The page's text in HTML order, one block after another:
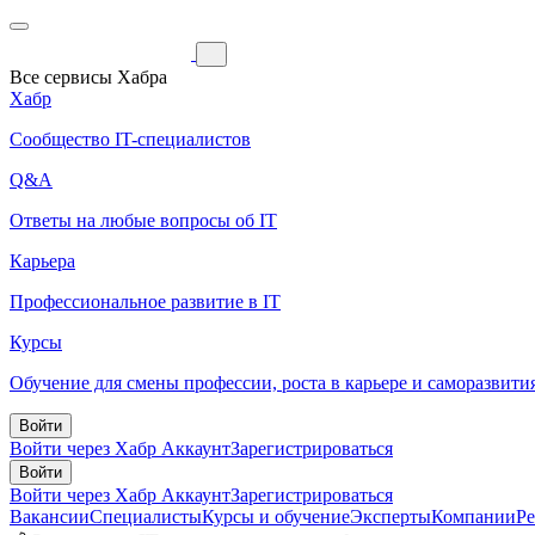
Все сервисы Хабра
Хабр
Сообщество IT-специалистов
Q&A
Ответы на любые вопросы об IT
Карьера
Профессиональное развитие в IT
Курсы
Обучение для смены профессии, роста в карьере и
Войти
Войти через Хабр АккаунтЗарегистрироваться
Войти
Войти через Хабр АккаунтЗарегистрироваться
ВакансииСпециалистыКурсы и обучениеЭкспертыКомпании